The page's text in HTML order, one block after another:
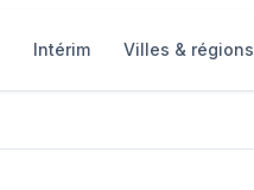
Intérim Villes & régions